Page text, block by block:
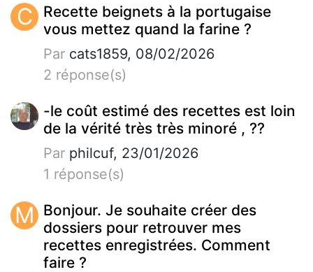
C
Recette beignets à la portugaise
vous mettez quand la farine ?
Par cats1859, 08/02/2026
2 réponse(s)
-le coût estimé des recettes est loin
de la vérité très très minoré , ??
Par philcuf, 23/01/2026
1 réponse(s)
M Bonjour. Je souhaite créer des
dossiers pour retrouver mes
recettes enregistrées. Comment
faire ?